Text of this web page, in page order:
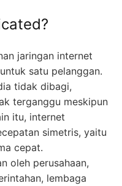
jaringan internet
satu pelanggan.
tidak dibagi,
terganggu meskipun
itu, internet
simetris, yaitu
cepat.
oleh perusahaan,
lembaga